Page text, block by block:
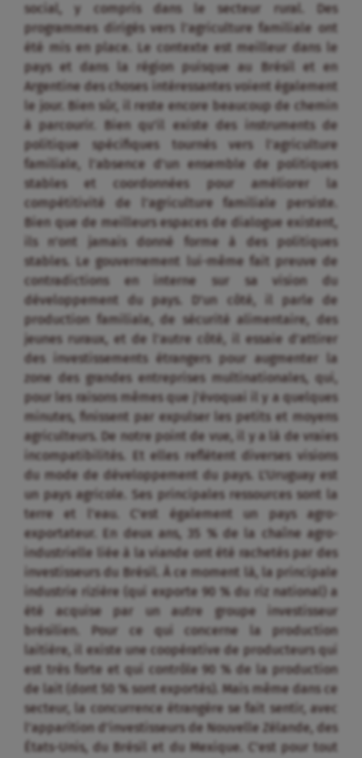
social, y compris dans le secteur rural. Des
programmes dirigés vers l’agriculture familiale ont
été mis en place. Le contexte est meilleur dans le
pays et dans la région puisque au Brésil et en
Argentine des choses intéressantes voient également
le jour. Bien sûr, il reste encore beaucoup de chemin
à parcourir. Bien qu’il existe des instruments de
politique spécifiques tournés vers l’agriculture
familiale, l’absence d’un ensemble de politiques
stables et coordonnées pour améliorer la
compétitivité de l’agriculture familiale persiste.
Bien que de meilleurs espaces de dialogue existent,
ils n’ont jamais donné forme à des politiques
stables. Le gouvernement lui-même fait preuve de
contradictions en interne sur sa vision du
développement du pays. D’un côté, il parle de
production familiale, de sécurité alimentaire, des
jeunes ruraux, et de l’autre côté, il essaie d’attirer
des investissements étrangers pour augmenter la
zone des grandes entreprises multinationales, qui,
pour les raisons mêmes que j’évoquai il y a quelques
minutes, finissent par expulser les petits et moyens
agriculteurs. De notre point de vue, il y a là de vraies
incompatibilités. Et elles reflètent diverses visions
du mode de développement du pays. L’Uruguay est
un pays agricole. Ses principales ressources sont la
terre et l’eau. C’est également un pays agro-
exportateur. En deux ans, 35 % de la chaîne agro-
industrielle liée à la viande ont été rachetés par des
investisseurs du Brésil. À ce moment là, la principale
industrie rizière (qui exporte 90 % du riz national) a
été acquise par un autre groupe investisseur
brésilien. Pour ce qui concerne la production
laitière, il existe une coopérative de producteurs qui
est très forte et qui contrôle 90 % de la production
de lait (dont 50 % sont exportés). Mais même dans ce
secteur, la concurrence étrangère se fait sentir, avec
l’apparition d’investisseurs de Nouvelle Zélande, des
États-Unis, du Brésil et du Mexique. C’est pour tout